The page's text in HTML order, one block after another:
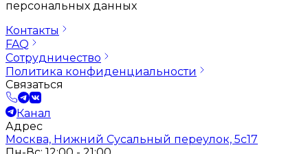
персональных данных
Контакты
FAQ
Сотрудничество
Политика конфиденциальности
Связаться
Канал
Адрес
Москва, Нижний Сусальный переулок, 5с17